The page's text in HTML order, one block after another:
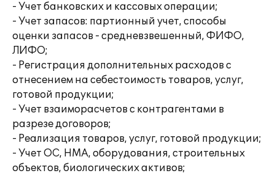
- Учет банковских и кассовых операции;
- Учет запасов: партионный учет, способы
оценки запасов - средневзвешенный, ФИФО,
ЛИФО;
- Регистрация дополнительных расходов с
отнесением на себестоимость товаров, услуг,
готовой продукции;
- Учет взаиморасчетов с контрагентами в
разрезе договоров;
- Реализация товаров, услуг, готовой продукции;
- Учет ОС, НМА, оборудования, строительных
объектов, биологических активов;